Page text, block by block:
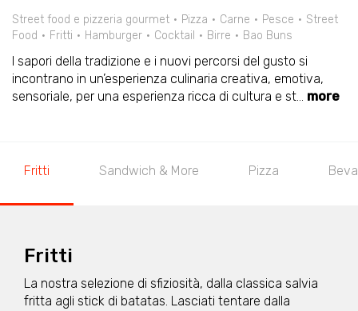
Street food e pizzeria gourmet Pizza Carne Pesce
Street
Food
Fritti Hamburger Cocktail Birre Bao Buns
I sapori della tradizione e i nuovi percorsi del gusto si
incontrano in un’esperienza culinaria creativa, emotiva,
sensoriale, per una esperienza ricca di cultura e st... more
Fritti Sandwich & More Pizza
Fritti
La nostra selezione di sfiziosità, dalla classica salvia
fritta agli stick di batatas. Lasciati tentare dalla